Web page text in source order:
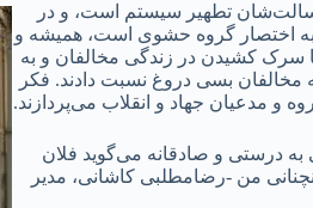
و یارانش نام مسعاری دارند و بعد از دوم خرداد ۷۶ وظیفه و رسالت‌شان تطهیر سیستم است، و در
به اختصار گروه حشوی است، همیشه و
و با سرک کشیدن در زندگی مخالفان و به
داشتند و به مخالفان بسی دروغ نسبت دادند. فکر
و مدعیان جهاد و انقلاب می‌پردازند.
درستی و ‌صادقانه می‌گوید فلان
من -رضامطلبی کاشانی، مدیر